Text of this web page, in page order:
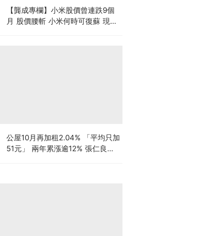
【龔成專欄】小米股價曾連跌9個
月 股價腰斬 小米何時可復蘇 現在
公屋10月再加租2.04% 「平均只加
51元」 兩年累漲逾12% 張仁良指